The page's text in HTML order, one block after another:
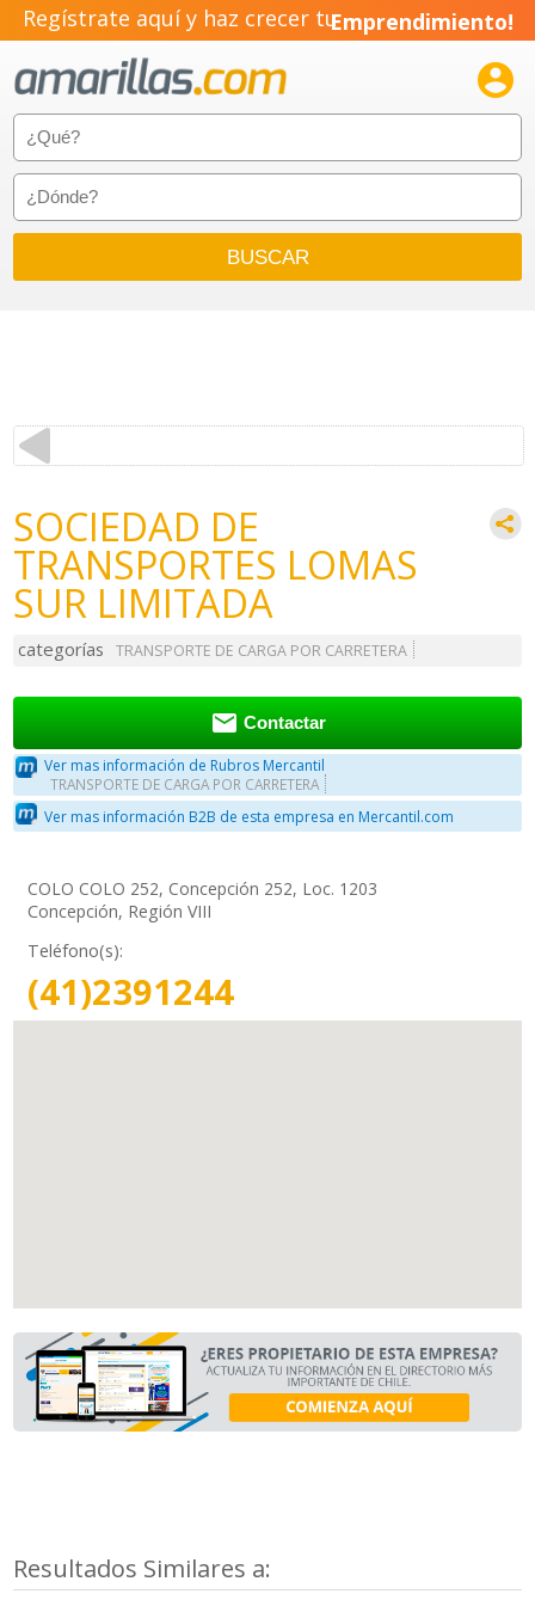
Regístrate aquí y haz crecer tuEmprendimiento!

SOCIEDAD DE
TRANSPORTES LOMAS
SUR LIMITADA
categorías TRANSPORTE DE CARGA POR CARRETERA
 Contactar
Ver mas información de Rubros Mercantil
TRANSPORTE DE CARGA POR CARRETERA
Ver mas información B2B de esta empresa en Mercantil.com
COLO COLO 252, Concepción 252, Loc. 1203
Concepción, Región VIII
Teléfono(s):
(41)2391244
Resultados Similares a: